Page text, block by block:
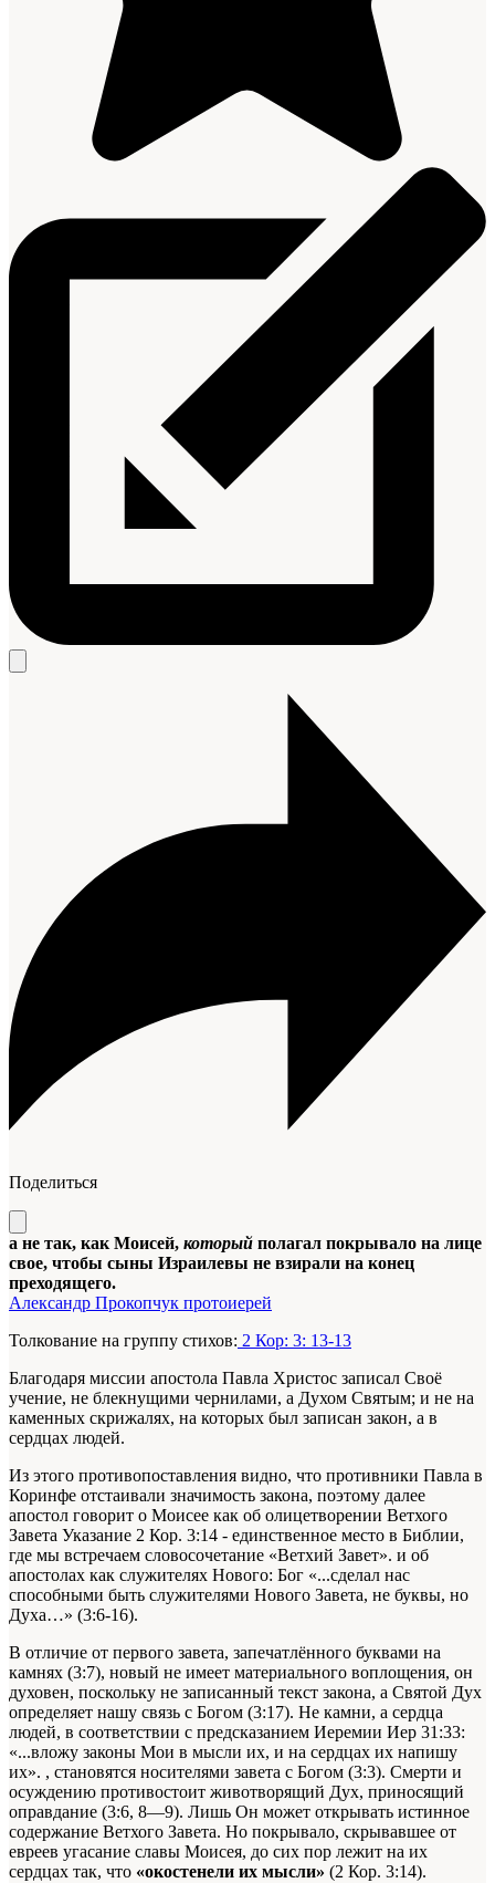
Поделиться
а не так, как Моисей, который полагал покрывало на лице
свое, чтобы сыны Израилевы не взирали на конец
преходящего.
Александр Прокопчук протоиерей
Толкование на группу стихов: 2 Кор: 3: 13-13
Благодаря миссии апостола Павла Христос записал Своё
учение, не блекнущими чернилами, а Духом Святым; и не на
каменных скрижалях, на которых был записан закон, а в
сердцах людей.
Из этого противопоставления видно, что противники Павла в
Коринфе отстаивали значимость закона, поэтому далее
апостол говорит о Моисее как об олицетворении Ветхого
Завета Указание 2 Кор. 3:14 - единственное место в Библии,
где мы встречаем словосочетание «Ветхий Завет». и об
апостолах как служителях Нового: Бог «...сделал нас
способными быть служителями Нового Завета, не буквы, но
Духа…» (3:6-16).
В отличие от первого завета, запечатлённого буквами на
камнях (3:7), новый не имеет материального воплощения, он
духовен, поскольку не записанный текст закона, а Святой Дух
определяет нашу связь с Богом (3:17). Не камни, а сердца
людей, в соответствии с предсказанием Иеремии Иер 31:33:
«...вложу законы Мои в мысли их, и на сердцах их напишу
их». , становятся носителями завета с Богом (3:3). Смерти и
осуждению противостоит животворящий Дух, приносящий
оправдание (3:6, 8—9). Лишь Он может открывать истинное
содержание Ветхого Завета. Но покрывало, скрывавшее от
евреев угасание славы Моисея, до сих пор лежит на их
сердцах так, что «окостенели их мысли» (2 Кор. 3:14).